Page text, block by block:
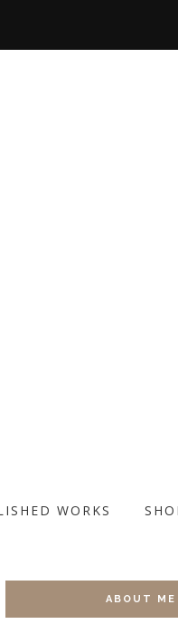
WORKS
ABOUT ME